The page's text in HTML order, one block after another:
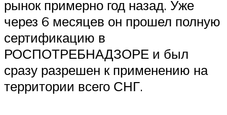
рынок примерно год назад. Уже
через 6 месяцев он прошел полную
сертификацию в
РОСПОТРЕБНАДЗОРЕ и был
сразу разрешен к применению на
территории всего СНГ.